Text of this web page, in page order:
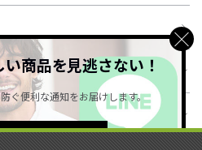
商品を見逃さない！
ぐ便利な通知をお届けします。
はこちら ＞